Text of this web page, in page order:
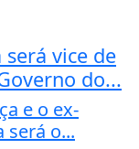
será vice de
do...
e o ex-
será o...